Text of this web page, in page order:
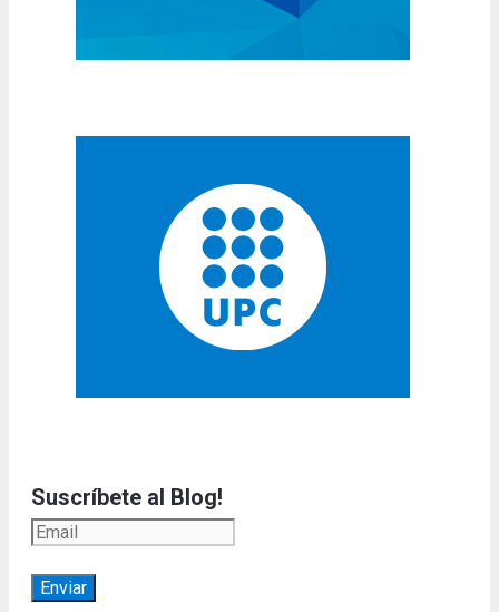
Suscríbete al Blog!